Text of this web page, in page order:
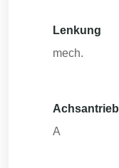
Lenkung
mech.
Achsantrieb
A